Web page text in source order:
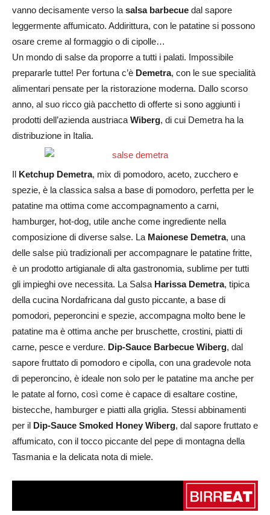
vanno decisamente verso la salsa barbecue dal sapore
leggermente affumicato. Addirittura, con le patatine si possono
osare creme al formaggio o di cipolle…
Un mondo di salse da proporre a tutti i palati. Impossibile
prepararle tutte! Per fortuna c’è Demetra, con le sue specialità
alimentari pensate per la ristorazione moderna. Dallo scorso
anno, al suo ricco già pacchetto di offerte si sono aggiunti i
prodotti dell’azienda austriaca Wiberg, di cui Demetra ha la
distribuzione in Italia.
Il Ketchup Demetra, mix di pomodoro, aceto, zucchero e
spezie, è la classica salsa a base di pomodoro, perfetta per le
patatine ma ottima come accompagnamento a carni,
hamburger, hot-dog, utile anche come ingrediente nella
composizione di diverse salse. La Maionese Demetra, una
delle salse più tradizionali per accompagnare le patatine fritte,
è un prodotto artigianale di alta gastronomia, sublime per tutti
gli impieghi ove necessita. La Salsa Harissa Demetra, tipica
della cucina Nordafricana dal gusto piccante, a base di
pomodori, peperoncini e spezie, accompagna molto bene le
patatine ma è ottima anche per bruschette, crostini, piatti di
carne, pesce e verdure. Dip-Sauce Barbecue Wiberg, dal
sapore fruttato di pomodoro e cipolla, con una gradevole nota
di peperoncino, è ideale non solo per le patatine ma anche per
le patate al forno, così come è capace di esaltare costine,
bistecche, hamburger e piatti alla griglia. Stessi abbinamenti
per il Dip-Sauce Smoked Honey Wiberg, dal sapore fruttato e
affumicato, con il tocco piccante del pepe di montagna della
Tasmania e la delicata nota di miele.